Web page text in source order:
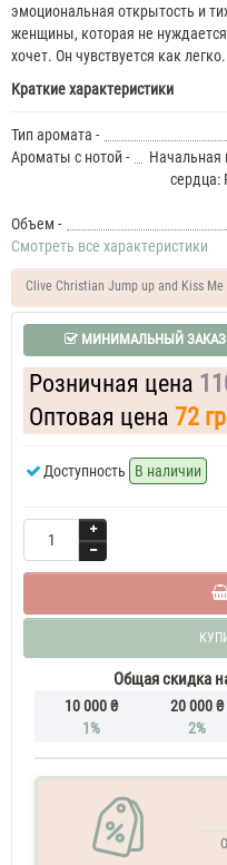
эмоциональная открытость и
женщины, которая не нуждается
хочет. Он чувствуется как
Краткие характеристики
Тип аромата -
Ароматы с нотой -
Начальная
сердца:
Объем -
Смотреть все характеристики
МИНИМАЛЬНЫЙ ЗАКАЗ
Розничная цена
Оптовая цена 72
Доступность В наличии
Общая скидка
10 000 ₴
1%
20 000 ₴
2%